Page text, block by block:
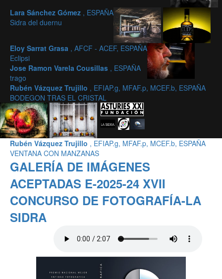
Lara Sánchez Gómez , ESPAÑA
Sidra del duernu
Eloy Sarrat Grasa , AFCF - ACEF, ESPAÑA
Eclipsi
Jose Ramon Varela Cousillas , ESPAÑA
trago
Rubén Vázquez Trujillo , EFIAP.g, MFAF.p, MCEF.b, ESPAÑA
BODEGON TRAS EL CRISTAL
Rubén Vázquez Trujillo , EFIAP.g, MFAF.p, MCEF.b, ESPAÑA
VENTANA CON MANZANAS
GALERÍA DE IMÁGENES
ACEPTADAS E-2025-24 XVII
CONCURSO DE FOTOGRAFÍA-LA
SIDRA